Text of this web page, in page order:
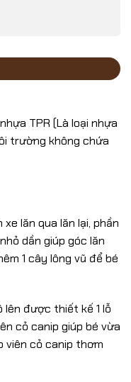
TPR (Là loại nhựa
trường không chứa
lăn qua lăn lại, phần
dần giúp góc lăn
1 cây lông vũ để bé
lên được thiết kế 1 lỗ
cỏ canip giúp bé vừa
viên cỏ canip thơm